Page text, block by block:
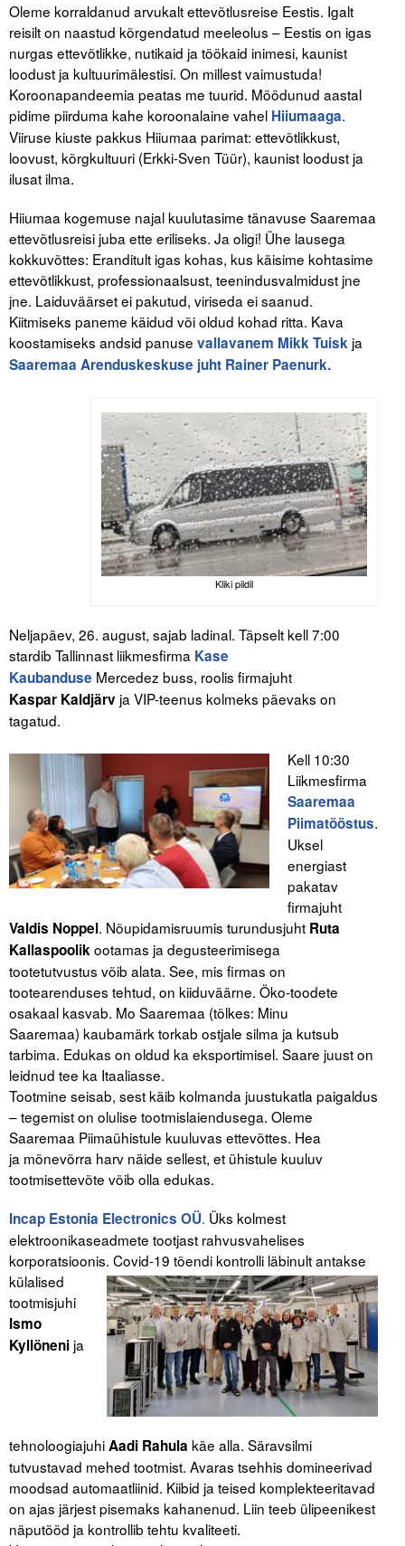
Oleme korraldanud arvukalt ettevõtlusreise Eestis. Igalt
reisilt on naastud kõrgendatud meeleolus – Eestis on igas
nurgas ettevõtlikke, nutikaid ja töökaid inimesi, kaunist
loodust ja kultuurimälestisi. On millest vaimustuda!
Koroonapandeemia peatas me tuurid. Möödunud aastal
pidime piirduma kahe koroonalaine vahel Hiiumaaga.
Viiruse kiuste pakkus Hiiumaa parimat: ettevõtlikkust,
loovust, kõrgkultuuri (Erkki-Sven Tüür), kaunist loodust ja
ilusat ilma.
Hiiumaa kogemuse najal kuulutasime tänavuse Saaremaa
ettevõtlusreisi juba ette eriliseks. Ja oligi! Ühe lausega
kokkuvõttes: Eranditult igas kohas, kus käisime kohtasime
ettevõtlikkust, professionaalsust, teenindusvalmidust jne
jne. Laiduväärset ei pakutud, viriseda ei saanud.
Kiitmiseks paneme käidud või oldud kohad ritta. Kava
koostamiseks andsid panuse vallavanem Mikk Tuisk ja
Saaremaa Arenduskeskuse juht Rainer Paenurk.
Kliki pildil
Neljapäev, 26. august, sajab ladinal. Täpselt kell 7:00
stardib Tallinnast liikmesfirma Kase
Kaubanduse Mercedez buss, roolis firmajuht
Kaspar Kaldjärv ja VIP-teenus kolmeks päevaks on
tagatud.
Kell 10:30
Liikmesfirma
Saaremaa
Piimatööstus.
Uksel
energiast
pakatav
firmajuht
Valdis Noppel. Nõupidamisruumis turundusjuht Ruta
Kallaspoolikootamas ja degusteerimisega
tootetutvustus võib alata. See, mis firmas on
tootearenduses tehtud, on kiiduväärne. Öko-toodete
osakaal kasvab. Mo Saaremaa (tõlkes: Minu
Saaremaa) kaubamärk torkab ostjale silma ja kutsub
tarbima. Edukas on oldud ka eksportimisel. Saare juust on
leidnud tee ka Itaaliasse.
Tootmine seisab, sest käib kolmanda juustukatla paigaldus
– tegemist on olulise tootmislaiendusega. Oleme
Saaremaa Piimaühistule kuuluvas ettevõttes. Hea
ja mõnevõrra harv näide sellest, et ühistule kuuluv
tootmisettevõte võib olla edukas.
Incap Estonia Electronics OÜ. Üks kolmest
elektroonikaseadmete tootjast rahvusvahelises
korporatsioonis. Covid-19 tõendi kontrolli läbinultantakse
külalised
tootmisjuhi
Ismo
Kyllöneni ja
tehnoloogiajuhiAadi Rahula käe alla. Säravsilmi
tutvustavad mehed tootmist. Avaras tsehhis domineerivad
moodsad automaatliinid. Kiibid ja teised komplekteeritavad
on ajas järjest pisemaks kahanenud. Liin teeb ülipeenikest
näputööd ja kontrollib tehtu kvaliteeti.